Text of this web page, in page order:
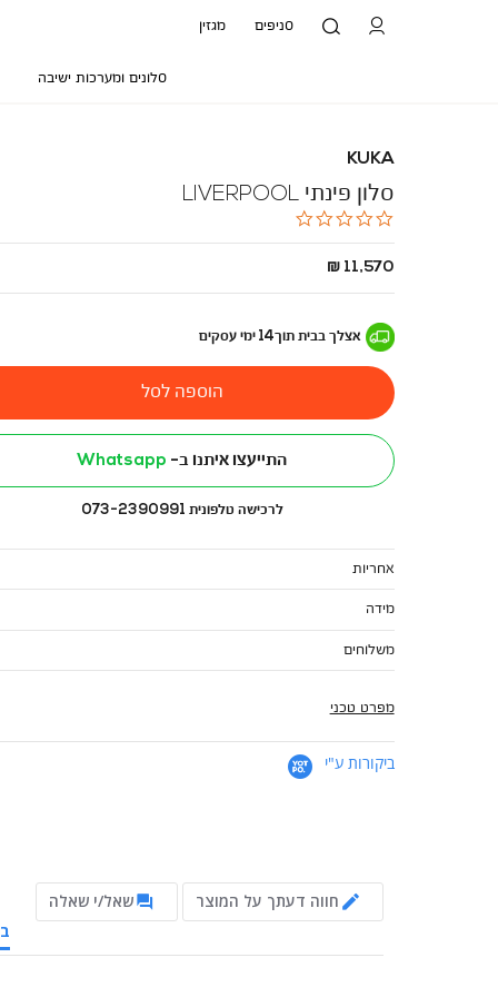
סניפים מגזין
סלונים ומערכות ישיבה
KUKA
סלון פינתי LIVERPOOL
11,570 ₪
אצלך בבית תוך14 ימי עסקים
הוספה לסל
התייעצו איתנו ב- Whatsapp
לרכישה טלפונית 073-2390991
אחריות
מידה
משלוחים
מפרט טכני
ביקורות ע"י
חווה דעתך על המוצר
שאל/י שאלה